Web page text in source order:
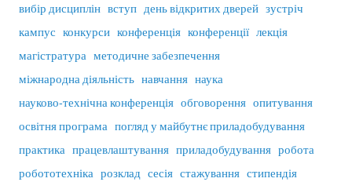
вибір дисциплін вступ день відкритих дверей зустріч
кампус конкурси конференція конференції лекція
магістратура методичне забезпечення
міжнародна діяльність навчання наука
науково-технічна конференція обговорення опитування
освітня програма погляд у майбутнє приладобудування
практика працевлаштування приладобудування робота
робототехніка розклад сесія стажування стипендія